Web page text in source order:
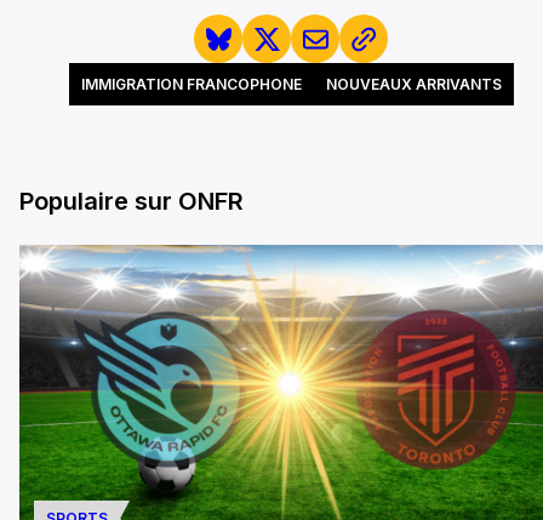
IMMIGRATION FRANCOPHONE NOUVEAUX ARRIVANTS
Populaire sur ONFR